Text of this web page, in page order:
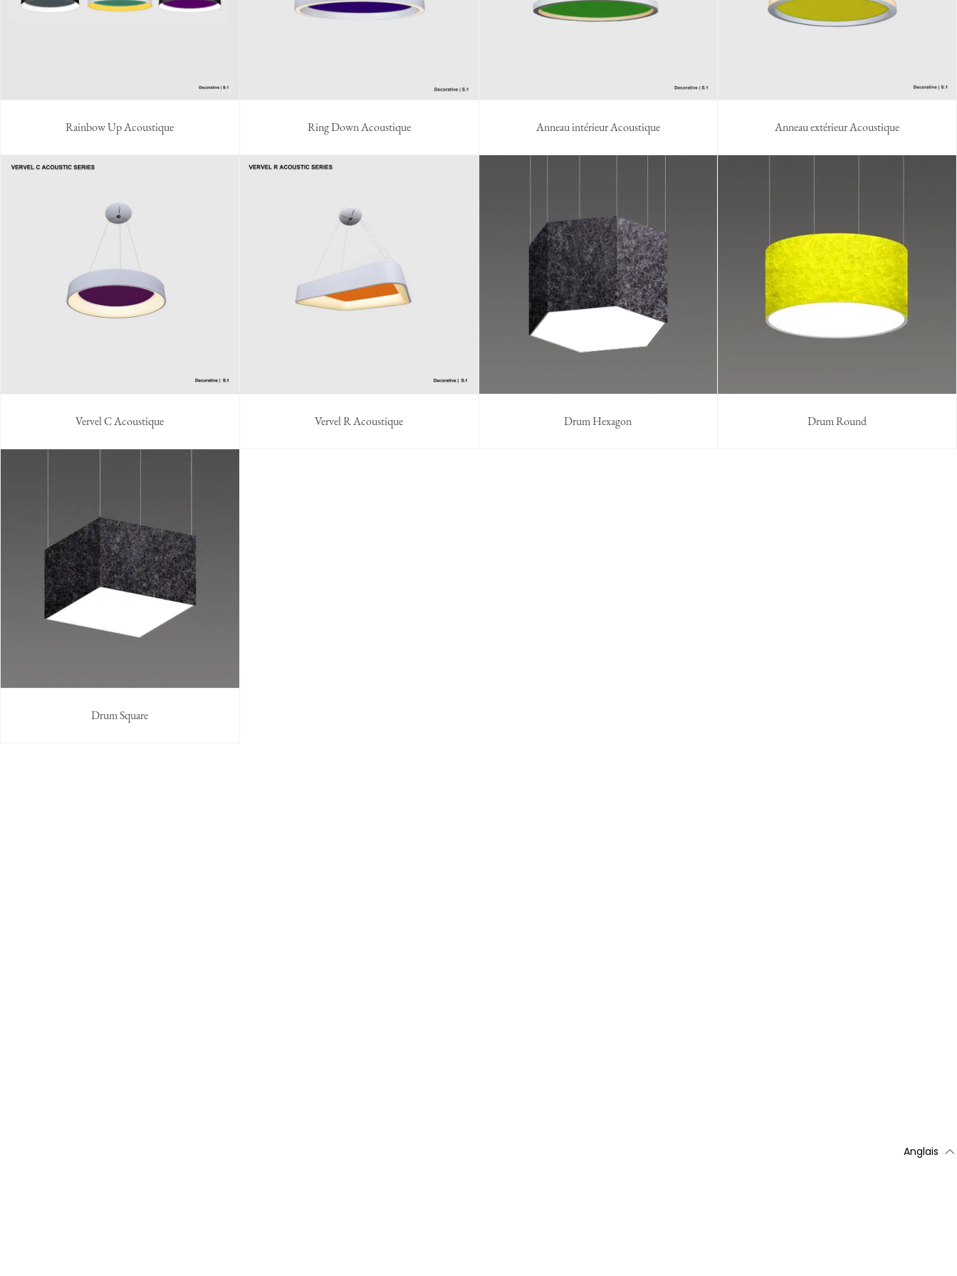
Rainbow Up Acoustique Ring Down Acoustique Anneau intérieur Acoustique Anneau extérieur Acoustique
Vervel C Acoustique Vervel R Acoustique Drum Hexagon Drum Round
Drum Square
Anglais